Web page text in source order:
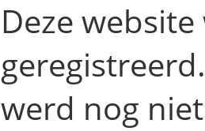
Deze
werd nog